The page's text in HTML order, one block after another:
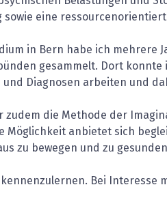
sowie eine
in Bern habe ich
gesammelt. Dort
Diagnosen arbeiten und
zudem die Methode der
Möglichkeit anbietet sich
zu bewegen und zu
Bei Interesse